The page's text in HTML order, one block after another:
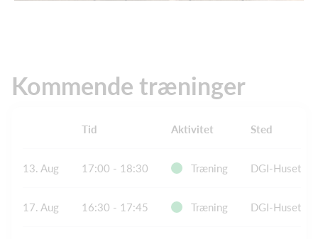
Kommende træninger
Tid Aktivitet Sted
13. Aug 17:00 - 18:30 Træning DGI-Huset
17. Aug 16:30 - 17:45 Træning DGI-Huset